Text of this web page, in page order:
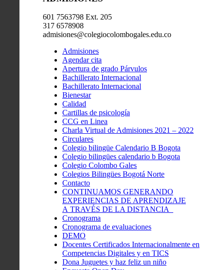
601 7563798 Ext. 205
317 6578908
admisiones@colegiocolombogales.edu.co
Admisiones
Agendar cita
Apertura de grado Párvulos
Bachillerato Internacional
Bachillerato Internacional
Bienestar
Calidad
Cartillas de psicología
CCG en Linea
Charla Virtual de Admisiones 2021 – 2022
Circulares
Colegio bilingüe Calendario B Bogota
Colegio bilingües calendario b Bogota
Colegio Colombo Gales
Colegios Bilingües Bogotá Norte
Contacto
CONTINUAMOS GENERANDO
EXPERIENCIAS DE APRENDIZAJE
A TRAVÉS DE LA DISTANCIA
Cronograma
Cronograma de evaluaciones
DEMO
Docentes Certificados Internacionalmente en
Competencias Digitales y en TICS
Dona Juguetes y haz feliz un niño